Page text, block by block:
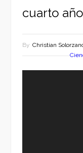
cuarto
By Christian